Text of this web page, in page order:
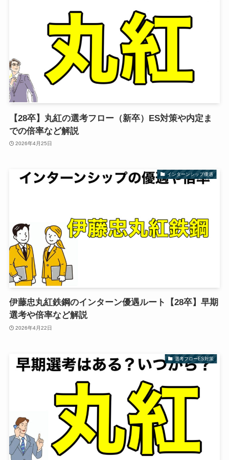
【28卒】丸紅の選考フロー（新卒）ES対策や内定ま
での倍率など解説
2026年4月25日
インターンシップ優遇
伊藤忠丸紅鉄鋼のインターン優遇ルート【28卒】早期
選考や倍率など解説
2026年4月22日
選考フローES対策